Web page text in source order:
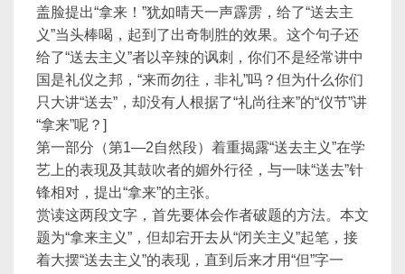
盖脸提出“拿来！”犹如晴天一声霹雳，给了“送去主
义”当头棒喝，起到了出奇制胜的效果。这个句子还
给了“送去主义”者以辛辣的讽刺，你们不是经常讲中
国是礼仪之邦，“来而勿往，非礼”吗？但为什么你们
只大讲“送去”，却没有人根据了“礼尚往来”的“仪节”讲
“拿来”呢？]
第一部分（第1—2自然段）着重揭露“送去主义”在学
艺上的表现及其鼓吹者的媚外行径，与一味“送去”针
锋相对，提出“拿来”的主张。
赏读这两段文字，首先要体会作者破题的方法。本文
题为“拿来主义”，但却宕开去从“闭关主义”起笔，接
着大摆“送去主义”的表现，直到后来才用“但”字一